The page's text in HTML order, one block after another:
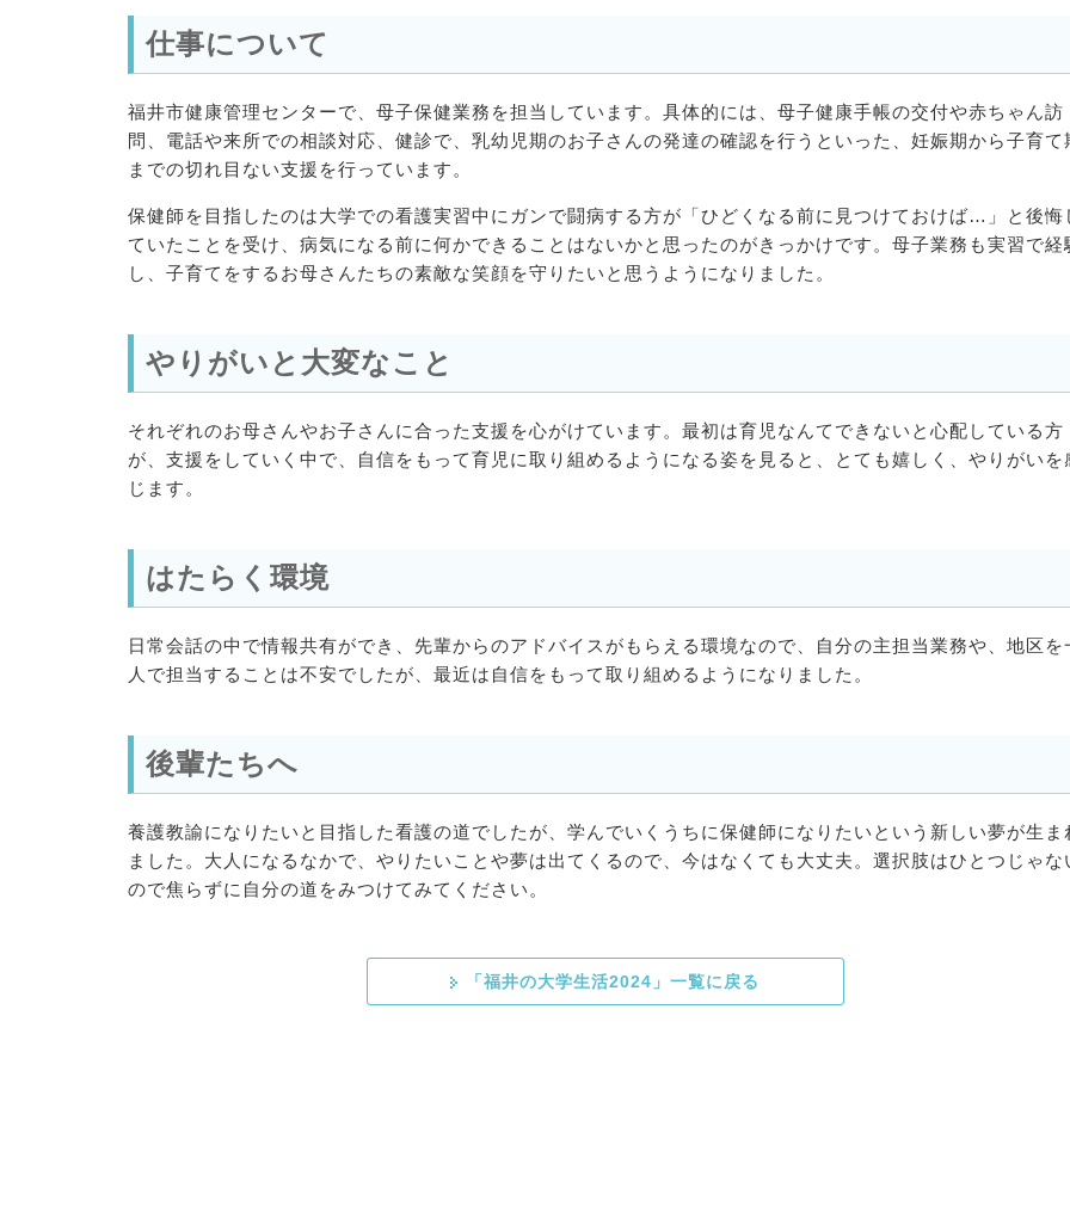
仕事について
福井市健康管理センターで、母子保健業務を担当しています。具体的には、母子健康手帳の交付や赤ちゃん訪
問、電話や来所での相談対応、健診で、乳幼児期のお子さんの発達の確認を行うといった、妊娠期から子育て
までの切れ目ない支援を行っています。
保健師を目指したのは大学での看護実習中にガンで闘病する方が「ひどくなる前に見つけておけば…」と後悔
ていたことを受け、病気になる前に何かできることはないかと思ったのがきっかけです。母子業務も実習で経
し、子育てをするお母さんたちの素敵な笑顔を守りたいと思うようになりました。
やりがいと大変なこと
それぞれのお母さんやお子さんに合った支援を心がけています。最初は育児なんてできないと心配している方
が、支援をしていく中で、自信をもって育児に取り組めるようになる姿を見ると、とても嬉しく、やりがいを
じます。
はたらく環境
日常会話の中で情報共有ができ、先輩からのアドバイスがもらえる環境なので、自分の主担当業務や、地区を
人で担当することは不安でしたが、最近は自信をもって取り組めるようになりました。
後輩たちへ
養護教諭になりたいと目指した看護の道でしたが、学んでいくうちに保健師になりたいという新しい夢が生ま
ました。大人になるなかで、やりたいことや夢は出てくるので、今はなくても大丈夫。選択肢はひとつじゃな
ので焦らずに自分の道をみつけてみてください。
「福井の大学生活2024」一覧に戻る